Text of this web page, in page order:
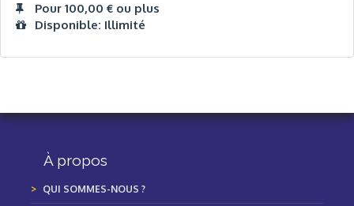
Pour 100,00 € ou plus
Disponible: Illimité
À propos
QUI SOMMES-NOUS ?